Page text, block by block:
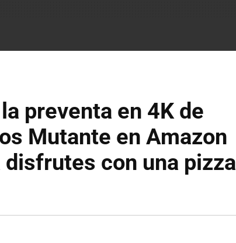
preventa en 4K de
Mutante en Amazon
con una pizza